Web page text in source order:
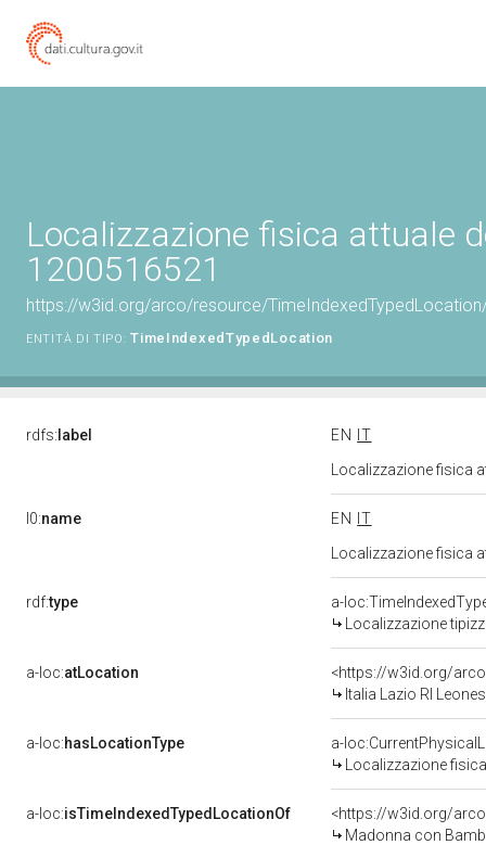
Localizzazione fisica attuale
1200516521
https://w3id.org/arco/resource/
ENTITÀ DI TIPO: TimeIndexedTypedLocation
rdfs: label EN
IT
Localizzazione fisica
l0:name EN
IT
Localizzazione fisica
rdf:type
a-
Localizzazione
a-loc:atLocation
<https://w3id.org/
Italia Lazio RI
a-loc:hasLocationType
a-
Localizzazione
a-loc:isTimeIndexedTypedLocationOf
<https://w3id.org/
Madonna con